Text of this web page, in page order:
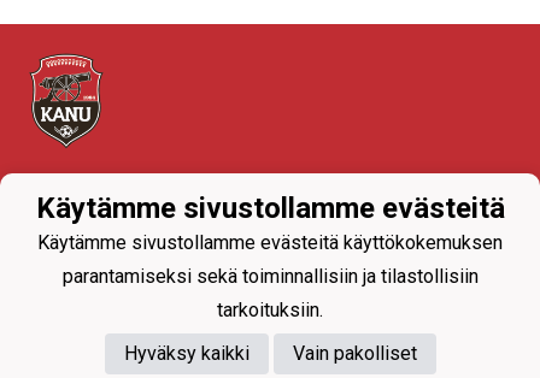
Powered by
Käytämme sivustollamme evästeitä
Käytämme sivustollamme evästeitä käyttökokemuksen
parantamiseksi sekä toiminnallisiin ja tilastollisiin
tarkoituksiin.
Hyväksy kaikki
Vain pakolliset